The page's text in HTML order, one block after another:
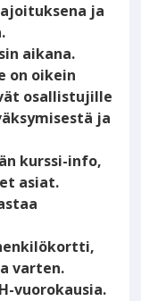
ja
aikana.
on oikein
osallistujille
ja
kurssi-info,
asiat.
varten.
vuorokausia.